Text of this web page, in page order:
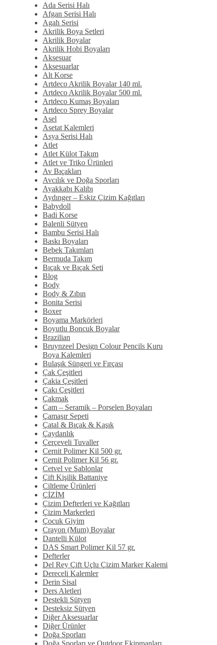
Ada Serisi Halı
Afgan Serisi Halı
Agah Serisi
Akrilik Boya Setleri
Akrilik Boyalar
Akrilik Hobi Boyaları
Aksesuar
Aksesuarlar
Alt Korse
Artdeco Akrilik Boyalar 140 ml.
Artdeco Akrilik Boyalar 500 ml.
Artdeco Kumaş Boyaları
Artdeco Sprey Boyalar
Asel
Asetat Kalemleri
Asya Serisi Halı
Atlet
Atlet Külot Takım
Atlet ve Triko Ürünleri
Av Bıçakları
Avcılık ve Doğa Sporları
Ayakkabı Kalıbı
Aydınger – Eskiz Çizim Kağıtları
Babydoll
Badi Korse
Balenli Sütyen
Bambu Serisi Halı
Baskı Boyaları
Bebek Takımları
Bermuda Takım
Bıçak ve Bıçak Seti
Blog
Body
Body & Zıbın
Bonita Serisi
Boxer
Boyama Markörleri
Boyutlu Boncuk Boyalar
Brazilian
Bruynzeel Design Colour Pencils Kuru
Boya Kalemleri
Bulaşık Süngeri ve Fırçası
Çak Çeşitleri
Çakia Çeşitleri
Çakı Çeşitleri
Çakmak
Cam – Seramik – Porselen Boyaları
Çamaşır Sepeti
Çatal & Bıçak & Kaşık
Çaydanlık
Çerçeveli Tuvaller
Cernit Polimer Kil 500 gr.
Cernit Polimer Kil 56 gr.
Cetvel ve Şablonlar
Çift Kişilik Battaniye
Ciltleme Ürünleri
ÇİZİM
Çizim Defterleri ve Kağıtları
Çizim Markerleri
Çocuk Giyim
Crayon (Mum) Boyalar
Dantelli Külot
DAS Smart Polimer Kil 57 gr.
Defterler
Del Rey Çift Uçlu Çizim Marker Kalemi
Dereceli Kalemler
Derin Sisal
Ders Aletleri
Destekli Sütyen
Desteksiz Sütyen
Diğer Aksesuarlar
Diğer Ürünler
Doğa Sporları
Doğa Sporları ve Outdoor Ekipmanları